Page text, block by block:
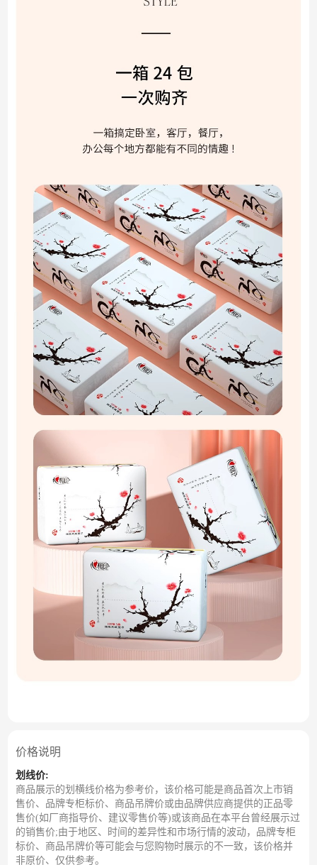
价格说明
划线价:
商品展示的划横线价格为参考价，该价格可能是商品首次上市销
售价、品牌专柜标价、商品吊牌价或由品牌供应商提供的正品零
售价(如厂商指导价、建议零售价等)或该商品在本平台曾经展示过
的销售价;由于地区、时间的差异性和市场行情的波动，品牌专柜
标价、商品吊牌价等可能会与您购物时展示的不一致，该价格并
非原价、仅供参考。